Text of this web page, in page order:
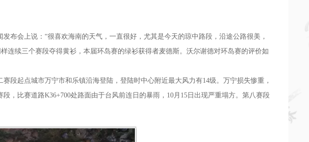
会上说：“很喜欢海南的天气，一直很好，尤其是今天的琼中路段，沿途公路很美，
连续三个赛段夺得黄衫，本届环岛赛的绿衫获得者麦德斯。沃尔谢德对环岛赛的评价如
起点城市万宁市和乐镇沿海登陆，登陆时中心附近最大风力有14级。万宁损失惨重，
，比赛道路K36+700处路面由于台风前连日的暴雨，10月15日出现严重塌方。第八赛段